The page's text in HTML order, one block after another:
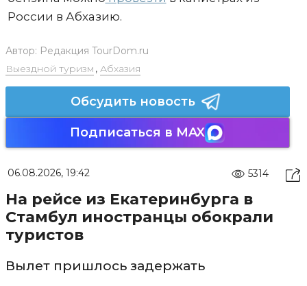
России в Абхазию.
Автор: Редакция TourDom.ru
Выездной туризм , Абхазия
Обсудить новость
Подписаться в MAX
06.08.2026, 19:42 5314
На рейсе из Екатеринбурга в
Стамбул иностранцы обокрали
туристов
Вылет пришлось задержать